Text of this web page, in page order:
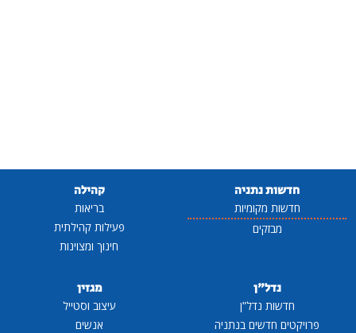
חדשות נתניה
חדשות מקומיות
מבזקים
קהילה
בריאות
פעילות קהילתית
חינוך ומצוינות
נדל"ן
חדשות נדל"ן
פרויקטים חדשים בנתניה
מגזין
עיצוב וסטייל
אנשים